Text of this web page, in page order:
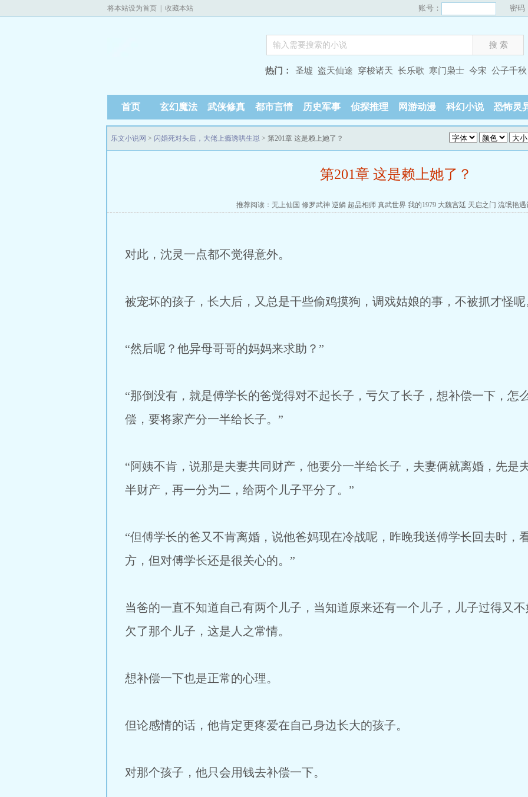
将本站设为首页 收藏本站 账号： 密码
热门： 圣墟 盗天仙途 穿梭诸天 长乐歌 寒门枭士 今宋 公子千秋
首页 玄幻魔法 武侠修真 都市言情 历史军事 侦探推理 网游动漫 科幻小说 恐怖灵
乐文小说网 > 闪婚死对头后，大佬上瘾诱哄生崽 > 第201章 这是赖上她了？
第201章 这是赖上她了？
推荐阅读： 无上仙国 修罗武神 逆鳞 超品相师 真武世界 我的1979 大魏宫廷 天启之门 流氓艳遇
对此，沈灵一点都不觉得意外。
被宠坏的孩子，长大后，又总是干些偷鸡摸狗，调戏姑娘的事，不被抓才怪呢
“然后呢？他异母哥哥的妈妈来求助？”
“那倒没有，就是傅学长的爸觉得对不起长子，亏欠了长子，想补偿一下，怎
偿，要将家产分一半给长子。”
“阿姨不肯，说那是夫妻共同财产，他要分一半给长子，夫妻俩就离婚，先是
半财产，再一分为二，给两个儿子平分了。”
“但傅学长的爸又不肯离婚，说他爸妈现在冷战呢，昨晚我送傅学长回去时，
方，但对傅学长还是很关心的。”
当爸的一直不知道自己有两个儿子，当知道原来还有一个儿子，儿子过得又
欠了那个儿子，这是人之常情。
想补偿一下也是正常的心理。
但论感情的话，他肯定更疼爱在自己身边长大的孩子。
对那个孩子，他只会用钱去补偿一下。